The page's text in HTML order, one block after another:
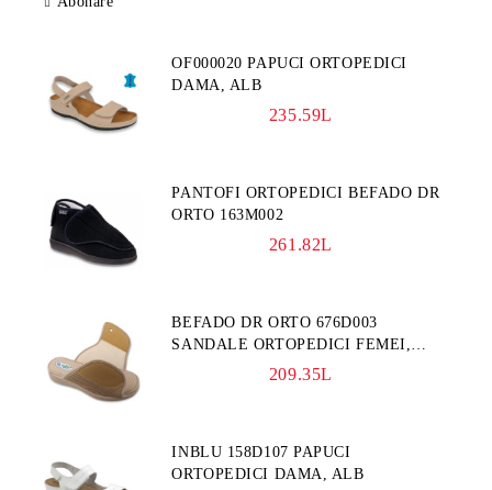
OF000020 PAPUCI ORTOPEDICI
DAMA, ALB
235.59L
PANTOFI ORTOPEDICI BEFADO DR
ORTO 163M002
261.82L
BEFADO DR ORTO 676D003
SANDALE ORTOPEDICI FEMEI,
BLEUMARINE209.35L
INBLU 158D107 PAPUCI
ORTOPEDICI DAMA, ALB